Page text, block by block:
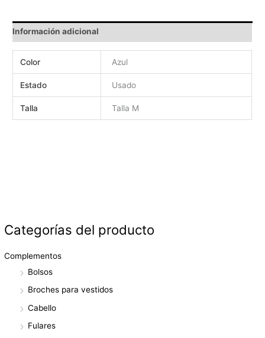
Categorías del producto
Complementos
Bolsos
Broches para vestidos
Cabello
Fulares
Información adicional
Color Azul
Estado Usado
Talla Talla M